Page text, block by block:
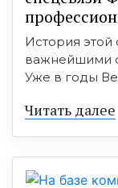
История этой
важнейшими
Уже в годы
Читать далее